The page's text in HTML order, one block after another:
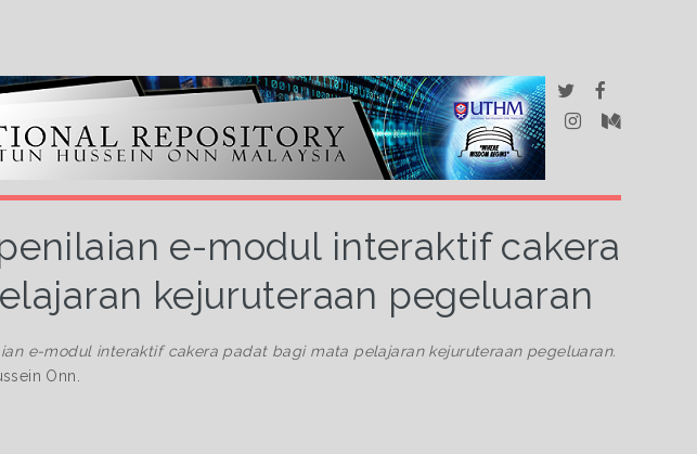
e-modul interaktif cakera
kejuruteraan pegeluaran
e-modul interaktif cakera padat bagi mata pelajaran kejuruteraan pegeluaran.
Onn.